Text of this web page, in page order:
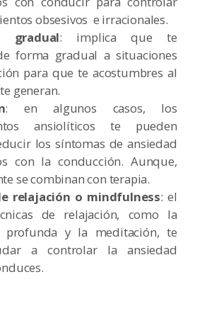
obsesivos e irracionales.
gradual: implica que te
forma gradual a situaciones
para que te acostumbres al
generan.
: en algunos casos, los
ansiolíticos te pueden
los síntomas de ansiedad
con la conducción. Aunque,
se combinan con terapia.
relajación o mindfulness: el
de relajación, como la
profunda y la meditación, te
a controlar la ansiedad